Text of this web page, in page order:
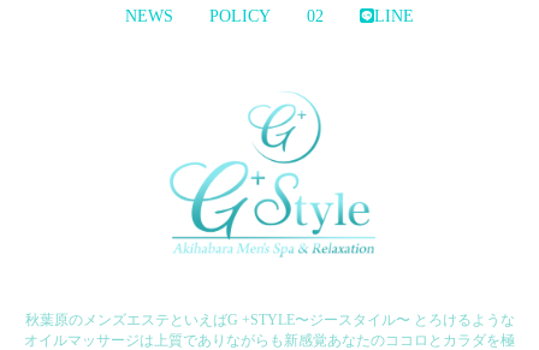
NEWS POLICY 02 LINE
秋葉原のメンズエステといえばG +STYLE〜ジースタイル〜 とろけるような
オイルマッサージは上質でありながらも新感覚あなたのココロとカラダを極